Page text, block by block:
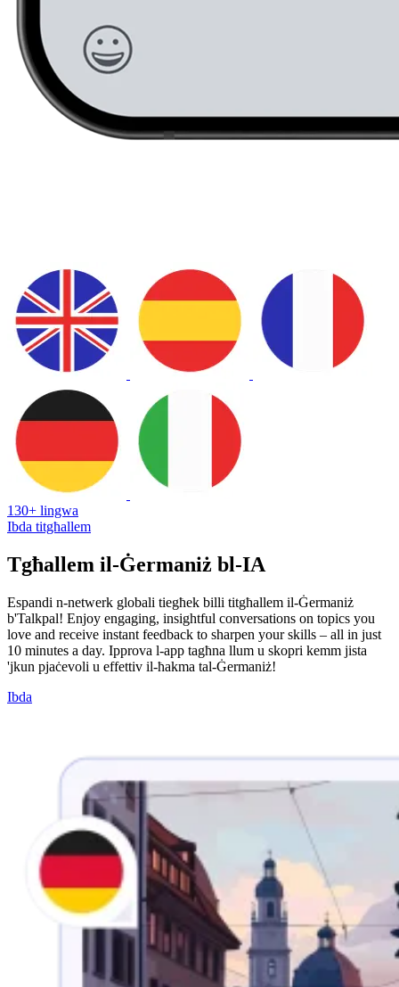
130+ lingwa
Ibda titgħallem
Tgħallem il-Ġermaniż bl-IA
Espandi n-netwerk globali tiegħek billi titgħallem il-Ġermaniż
b'Talkpal! Enjoy engaging, insightful conversations on topics you
love and receive instant feedback to sharpen your skills – all in just
10 minutes a day. Ipprova l-app tagħna llum u skopri kemm jista
'jkun pjaċevoli u effettiv il-ħakma tal-Ġermaniż!
Ibda